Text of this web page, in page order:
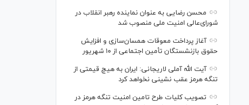
محسن رضایی به عنوان نماینده رهبر انقلاب در
شورای‌عالی امنیت ملی منصوب شد
آغاز پرداخت معوقات همسان‌سازی و افزایش
حقوق بازنشستگان تأمین اجتماعی از ۱۰ شهریور
آیت الله آملی لاریجانی: ایران به هیچ قیمتی از
تنگه هرمز عقب نشینی نخواهد کرد
تصویب کلیات طرح تامین امنیت تنگه هرمز در